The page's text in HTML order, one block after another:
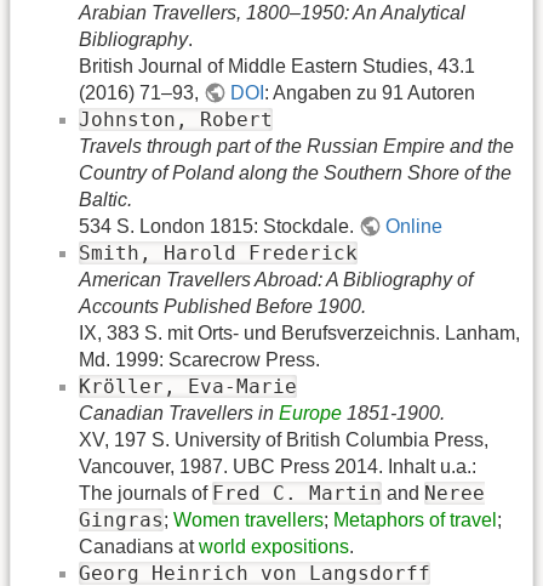
Arabian Travellers, 1800–1950: An Analytical
Bibliography.
British Journal of Middle Eastern Studies, 43.1
(2016) 71–93,
DOI : Angaben zu 91 Autoren
Johnston, Robert
Travels through part of the Russian Empire and the
Country of Poland along the Southern Shore of the
Baltic.
534 S. London 1815: Stockdale.
Online
Smith, Harold Frederick
American Travellers Abroad: A Bibliography of
Accounts Published Before 1900.
IX, 383 S. mit Orts- und Berufsverzeichnis. Lanham,
Md. 1999: Scarecrow Press.
Kröller, Eva-Marie
Canadian Travellers in Europe 1851-1900.
XV, 197 S. University of British Columbia Press,
Vancouver, 1987. UBC Press 2014. Inhalt u.a.:
The journals of Fred C. Martin and Neree
Gingras; Women travellers; Metaphors of travel ;
Canadians atworld expositions.
Georg Heinrich von Langsdorff